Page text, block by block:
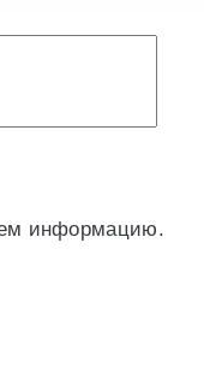
информацию.